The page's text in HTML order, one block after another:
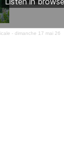
- dimanche 17 mai 26